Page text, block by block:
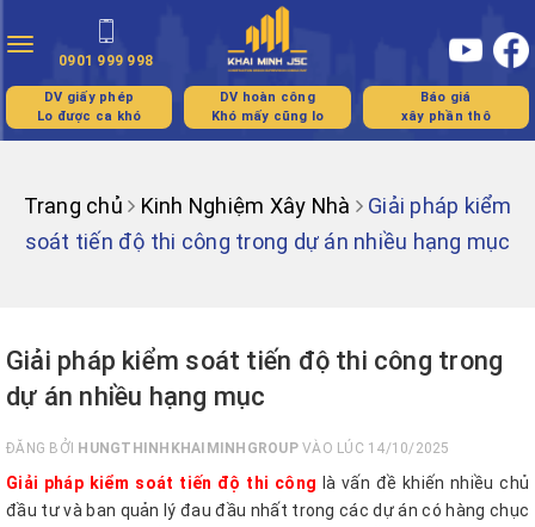
Toggle
navigation
0901 999 998
DV giấy phép
Lo được ca khó
DV hoàn công
Khó mấy cũng lo
Báo giá
xây phần thô
Trang chủ Kinh Nghiệm Xây Nhà
Giải pháp kiểm
soát tiến độ thi công trong dự án nhiều hạng mục
Giải pháp kiểm soát tiến độ thi công trong
dự án nhiều hạng mục
ĐĂNG BỞI HUNGTHINHKHAIMINHGROUPVÀO LÚC 14/10/2025
Giải pháp kiểm soát tiến độ thi công là vấn đề khiến nhiều chủ
đầu tư và ban quản lý đau đầu nhất trong các dự án có hàng chục